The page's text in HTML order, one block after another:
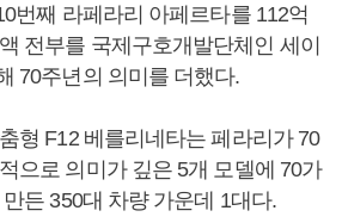
번째 라페라리 아페르타를 112억
전부를 국제구호개발단체인 세이
70주년의 의미를 더했다.
형 F12 베를리네타는 페라리가 70
으로 의미가 깊은 5개 모델에 70가
든 350대 차량 가운데 1대다.